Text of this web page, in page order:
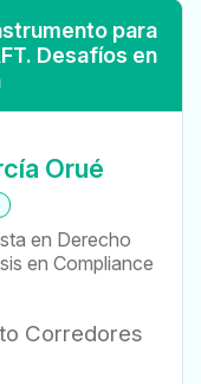
para
Desafíos en
Orué
en Derecho
en Compliance
Corredores